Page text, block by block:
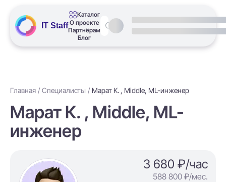
IT Staff
Каталог
О проекте
Партнёрам
Блог
Главная Специалисты Марат К. , Middle, ML-инженер
Марат К. , Middle, ML-
инженер
3 680 ₽/час
588 800 ₽/мес.